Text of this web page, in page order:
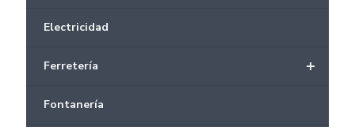
Electricidad
+
Ferretería
Fontanería